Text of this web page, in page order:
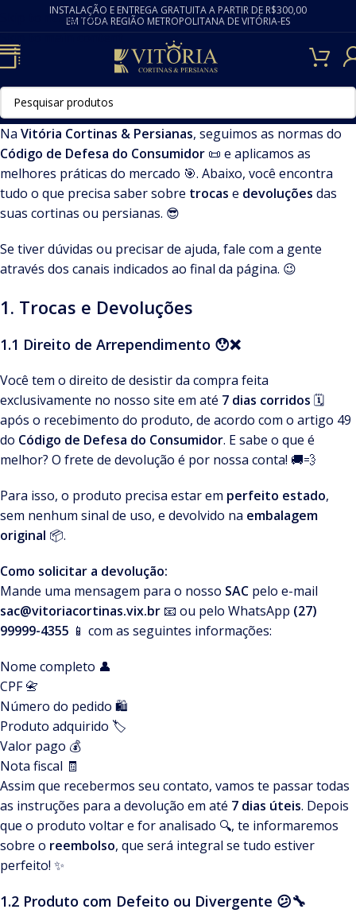
Skip to navigation
Skip to main content
INSTALAÇÃO E ENTREGA GRATUITA A PARTIR DE R$300,00
EM TODA REGIÃO METROPOLITANA DE VITÓRIA-ES
Na Vitória Cortinas & Persianas, seguimos as normas do
Código de Defesa do Consumidor 📜 e aplicamos as
melhores práticas do mercado 🎯. Abaixo, você encontra
tudo o que precisa saber sobre trocas e devoluções das
suas cortinas ou persianas. 😎
Se tiver dúvidas ou precisar de ajuda, fale com a gente
através dos canais indicados ao final da página. 😉
1. Trocas e Devoluções
1.1 Direito de Arrependimento 😯❌
Você tem o direito de desistir da compra feita
exclusivamente no nosso site em até 7 dias corridos 🗓️
após o recebimento do produto, de acordo com o artigo 49
do Código de Defesa do Consumidor. E sabe o que é
melhor? O frete de devolução é por nossa conta! 🚚💨
Para isso, o produto precisa estar em perfeito estado,
sem nenhum sinal de uso, e devolvido na embalagem
original 📦.
Como solicitar a devolução:
Mande uma mensagem para o nosso SAC pelo e-mail
sac@vitoriacortinas.vix.br 📧 ou pelo WhatsApp (27)
99999-4355 📱 com as seguintes informações:
Nome completo 👤
CPF 📇
Número do pedido 🛍️
Produto adquirido 🏷️
Valor pago 💰
Nota fiscal 🧾
Assim que recebermos seu contato, vamos te passar todas
as instruções para a devolução em até 7 dias úteis. Depois
que o produto voltar e for analisado 🔍, te informaremos
sobre o reembolso, que será integral se tudo estiver
perfeito! ✨
1.2 Produto com Defeito ou Divergente 😕🔧